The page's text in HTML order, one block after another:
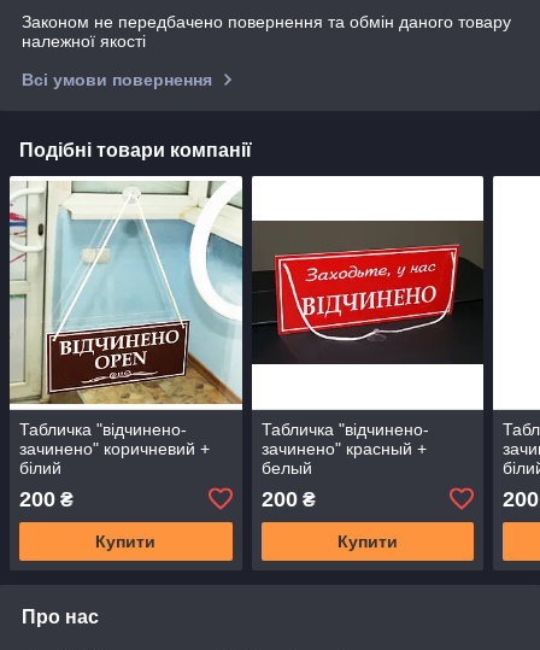
Законом не передбачено повернення та обмін даного товару
належної якості
Всі умови повернення
Подібні товари компанії
Табличка "відчинено-
зачинено" коричневий +
білий
200 ₴
Купити
Табличка "відчинено-
зачинено" красный +
белый
200₴
Купити
200
Про нас